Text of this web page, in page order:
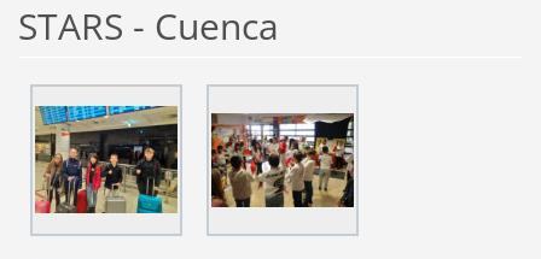
STARS - Cuenca